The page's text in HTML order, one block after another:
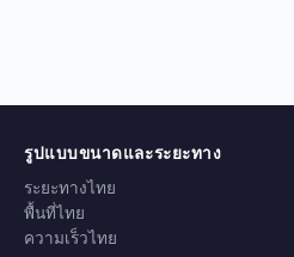
รูปแบบขนาดและระยะทาง
ระยะทางไทย
พื้นที่ไทย
ความเร็วไทย